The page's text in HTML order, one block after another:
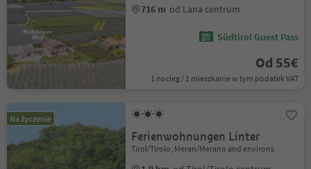
716 m od Lana centrum
Südtirol Guest Pass
Od 55€
1 nocleg / 1 mieszkanie w tym podatek VAT
Na życzenie
Ferienwohnungen Linter
Tirol/Tirolo, Meran/Merano and environs